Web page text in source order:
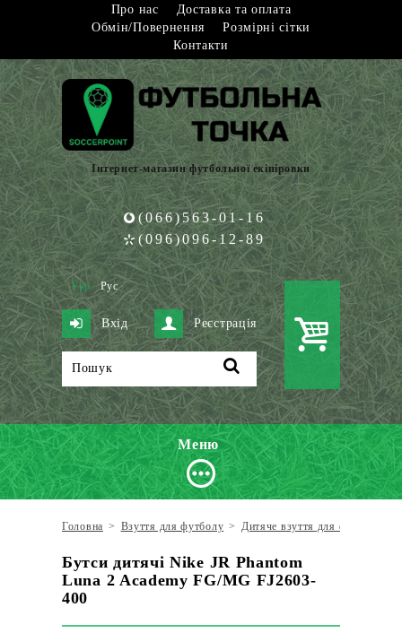
Про нас
Доставка та оплата
Обмін/Повернення
Розмірні сітки
Контакти
Інтернет-магазин футбольної екіпіровки
(066)563-01-16
(096)096-12-89
Укр Рус
Вхід Реєстрація
Меню
Головна > Взуття для футболу > Дитяче взуття для футболу
Бутси дитячі Nike JR Phantom
Luna 2 Academy FG/MG FJ2603-
400